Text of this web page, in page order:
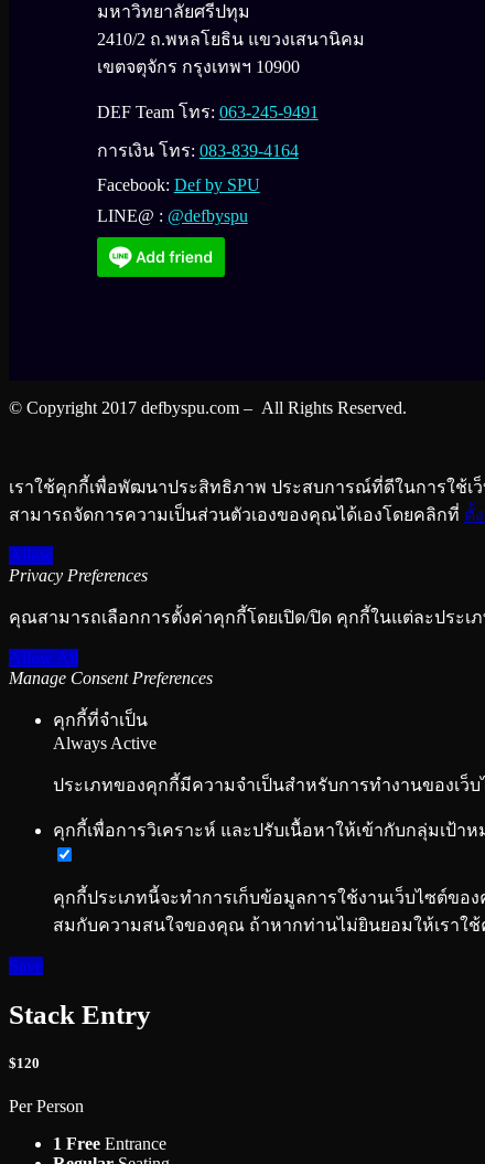
มหาวิทยาลัยศรีปทุม
2410/2 ถ.พหลโยธิน แขวงเสนานิคม
เขตจตุจักร กรุงเทพฯ 10900
DEF Team โทร: 063-245-9491
การเงิน โทร: 083-839-4164
Facebook: Def by SPU
LINE@ : @defbyspu
© Copyright 2017 defbyspu.com – All Rights Reserved.
เราใช้คุกกี้เพื่อพัฒนาประสิทธิภาพ ประสบการณ์ที่ดีในการใช้
สามารถจัดการความเป็นส่วนตัวเองของคุณได้เองโดยคลิกที่ ตั้
Allow
Privacy Preferences
คุณสามารถเลือกการตั้งค่าคุกกี้โดยเปิด/ปิด คุกกี้ในแต่ละประเ
Manage Consent Preferences
Always Active
สมกับความสนใจของคุณ ถ้าหากท่านไม่ยินยอมให้เราใ
RegularSeating